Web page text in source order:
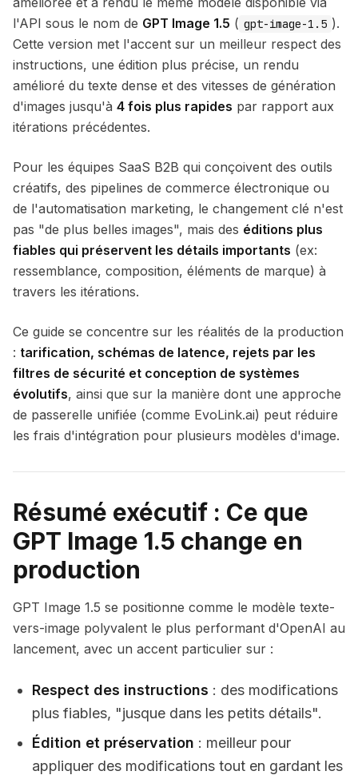
l'API sous le nom de GPT Image 1.5 ( gpt-image-1.5 ).
Cette version met l'accent sur un meilleur respect des
instructions, une édition plus précise, un rendu
amélioré du texte dense et des vitesses de génération
d'images jusqu'à 4 fois plus rapides par rapport aux
itérations précédentes.
Pour les équipes SaaS B2B qui conçoivent des outils
créatifs, des pipelines de commerce électronique ou
de l'automatisation marketing, le changement clé n'est
pas "de plus belles images", mais des éditions plus
fiables qui préservent les détails importants (ex:
ressemblance, composition, éléments de marque) à
travers les itérations.
Ce guide se concentre sur les réalités de la production
: tarification, schémas de latence, rejets par les
filtres de sécurité et conception de systèmes
évolutifs, ainsi que sur la manière dont une approche
de passerelle unifiée (comme EvoLink.ai) peut réduire
les frais d'intégration pour plusieurs modèles d'image.
Résumé exécutif : Ce que
GPT Image 1.5 change en
production
GPT Image 1.5 se positionne comme le modèle texte-
vers-image polyvalent le plus performant d'OpenAI au
lancement, avec un accent particulier sur :
Respect des instructions : des modifications
plus fiables, "jusque dans les petits détails".
Édition et préservation : meilleur pour
appliquer des modifications tout en gardant les